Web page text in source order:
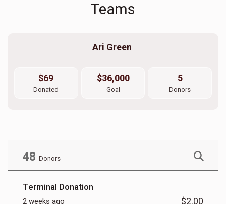
Teams
Ari Green
$69
Donated
$36,000
Goal
5
Donors
48 Donors
Terminal Donation
2 weeks ago $2.00